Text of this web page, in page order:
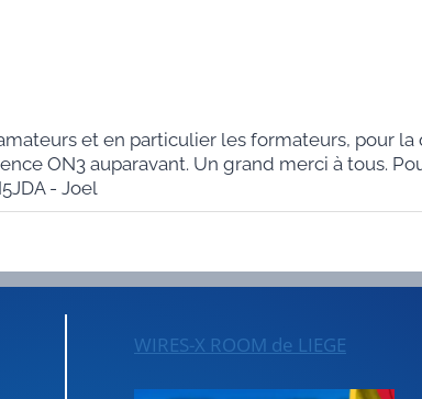
et en particulier les formateurs, pour
ON3 auparavant. Un grand merci à tous.
- Joel
WIRES-X ROOM de LIEGE